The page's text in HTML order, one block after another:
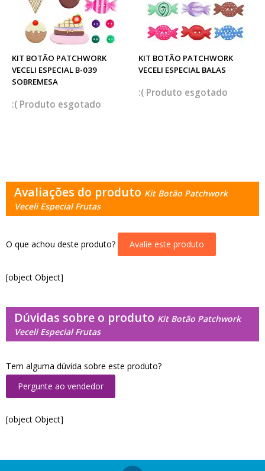
KIT BOTÃO PATCHWORK
VECELI ESPECIAL B-039
SOBREMESA
esgotado
KIT BOTÃO PATCHWORK
VECELI ESPECIAL BALAS
esgotado
Avaliações do produto Kit Botão Patchwork
Veceli Especial Frutas
O que achou deste produto? Avalie este produto
[object Object]
Dúvidas sobre o produto Kit Botão Patchwork
Veceli Especial Frutas
Tem alguma dúvida sobre este produto?
Pergunte ao vendedor
[object Object]